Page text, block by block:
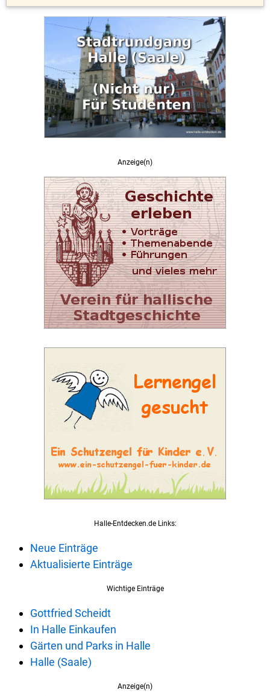
Anzeige(n)
Halle-Entdecken.de Links:
Neue Einträge
Aktualisierte Einträge
Wichtige Einträge
Gottfried Scheidt
In Halle Einkaufen
Gärten und Parks in Halle
Halle (Saale)
Anzeige(n)